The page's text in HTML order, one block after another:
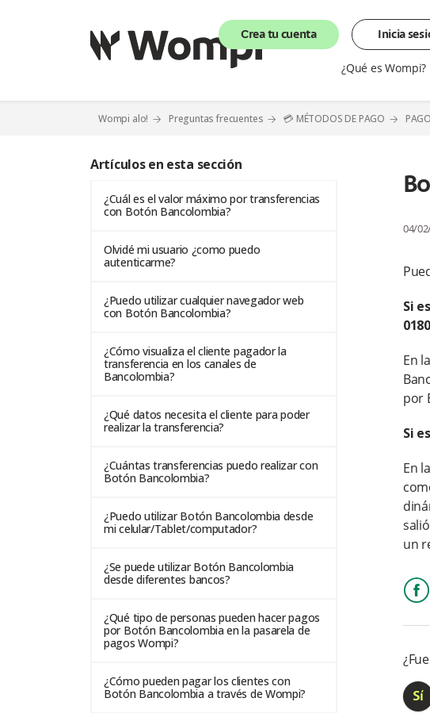
Crea tu cuenta Inicia
¿Qué es Wompi?
Wompi alo! Preguntas frecuentes 💳 MÉTODOS DE PAGO
Artículos en esta sección
¿Cuál es el valor máximo por transferencias
con Botón Bancolombia?
Olvidé mi usuario ¿como puedo
autenticarme?
¿Puedo utilizar cualquier navegador web
con Botón Bancolombia?
¿Cómo visualiza el cliente pagador la
transferencia en los canales de
Bancolombia?
¿Qué datos necesita el cliente para poder
realizar la transferencia?
¿Cuántas transferencias puedo realizar con
Botón Bancolombia?
¿Puedo utilizar Botón Bancolombia desde
mi celular/Tablet/computador?
¿Se puede utilizar Botón Bancolombia
desde diferentes bancos?
¿Qué tipo de personas pueden hacer pagos
por Botón Bancolombia en la pasarela de
pagos Wompi?
¿Cómo pueden pagar los clientes con
Botón Bancolombia a través de Wompi?
04/
Si
En
por
Si
En
un